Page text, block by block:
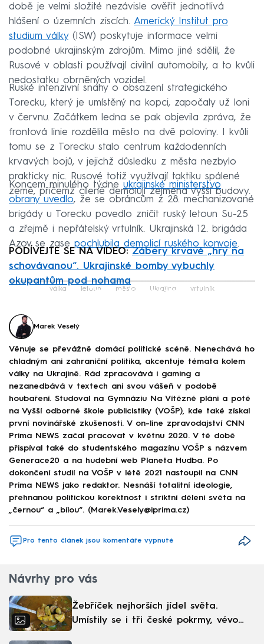
době je velmi složité nezávisle ověřit jednotlivá
hlášení o územních ziscích. Americký Institut pro
studium války(ISW) poskytuje informace velmi
podobné ukrajinským zdrojům. Mimo jiné sdělil, že
Rusové v oblasti používají civilní automobily, a to kvůli
nedostatku obrněných vozidel.
Ruské intenzivní snahy o obsazení strategického
Torecku, který je umístěný na kopci, započaly už loni
v červnu. Začátkem ledna se pak objevila zpráva, že
frontová linie rozdělila město na dvě poloviny. I kvůli
tomu se z Torecku stalo centrum každodenních
krvavých bojů, v jejichž důsledku z města nezbylo
prakticky nic. Rusové totiž využívají taktiku spálené
země, přičemž cíleně demolují zejména vyšší budovy.
Koncem minulého týdne ukrajinské ministerstvo
obrany uvedlo, že se obráncům z 28. mechanizované
brigády u Torecku povedlo zničit ruský letoun Su-25
a zřejmě i nepřátelský vrtulník. Ukrajinská 12. brigáda
Azov se zase pochlubila demolicí ruského konvoje.
PODÍVEJTE SE NA VIDEO: Záběry krvavé „hry na
schovávanou“. Ukrajinské bomby vybuchly
okupantům pod nohama
Failed to fetch
válka letoun město Ukrajina vrtulník
Marek Veselý
Věnuje se převážně domácí politické scéně. Nenechává ho
chladným ani zahraniční politika, akcentuje témata kolem
války na Ukrajině. Rád zpracovává i gaming a
nezanedbává v textech ani svou vášeň v podobě
houbaření. Studoval na Gymnáziu Na Vítězné pláni a poté
na Vyšší odborné škole publicistiky (VOŠP), kde také získal
první novinářské zkušenosti. V on-line zpravodajství CNN
Prima NEWS začal pracovat v květnu 2020. V té době
přispíval také do studentského magazínu VOŠP s názvem
Generace20 a na hudební web Planeta Hudba. Po
dokončení studií na VOŠP v létě 2021 nastoupil na CNN
Prima NEWS jako redaktor. Nesnáší totalitní ideologie,
přehnanou politickou korektnost i striktní dělení světa na
„černou“ a „bílou“. (Marek.Vesely@iprima.cz)
Pro tento článek jsou komentáře vypnuté
Návrhy pro vás
Žebříček nejhorších jídel světa.
Umístily se i tři české pokrmy, vévodí